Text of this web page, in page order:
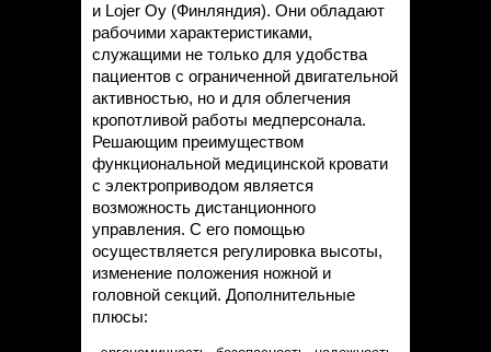
и Lojer Oy (Финляндия). Они обладают
рабочими характеристиками,
служащими не только для удобства
пациентов с ограниченной двигательной
активностью, но и для облегчения
кропотливой работы медперсонала.
Решающим преимуществом
функциональной медицинской кровати
с электроприводом является
возможность дистанционного
управления. С его помощью
осуществляется регулировка высоты,
изменение положения ножной и
головной секций. Дополнительные
плюсы: